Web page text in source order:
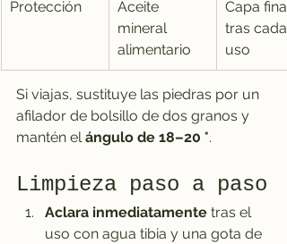
Protección
Aceite
mineral
alimentario
Capa fina
tras cada
uso
Si viajas, sustituye las piedras por un
afilador de bolsillo de dos granos y
mantén el ángulo de 18–20 °.
Limpieza paso a paso
Aclara inmediatamente tras el
uso con agua tibia y una gota de